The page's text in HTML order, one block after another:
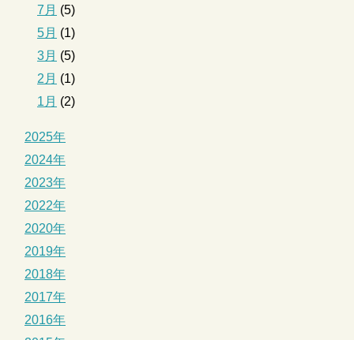
7月 (5)
5月 (1)
3月 (5)
2月 (1)
1月 (2)
2025年
2024年
2023年
2022年
2020年
2019年
2018年
2017年
2016年